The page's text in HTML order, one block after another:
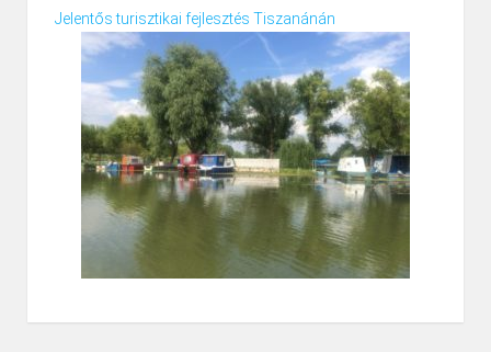
Jelentős turisztikai fejlesztés Tiszanánán